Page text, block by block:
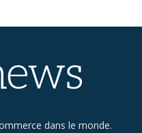
dans le monde.